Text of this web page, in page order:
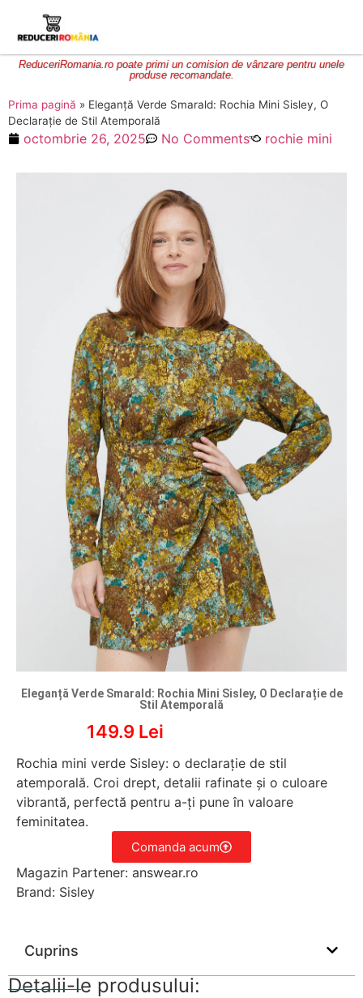
ReduceriRomania.ro poate primi un comision de vânzare pentru unele
produse recomandate.
Prima pagină » Eleganță Verde Smarald: Rochia Mini Sisley, O
Declarație de Stil Atemporală
octombrie 26, 2025 No Comments rochie mini
Eleganță Verde Smarald: Rochia Mini Sisley, O Declarație de
Stil Atemporală
149.9 Lei
Rochia mini verde Sisley: o declarație de stil
atemporală. Croi drept, detalii rafinate și o culoare
vibrantă, perfectă pentru a-ți pune în valoare
feminitatea.
Comanda acum
Magazin Partener: answear.ro
Brand: Sisley
Cuprins
Detalii-le produsului: